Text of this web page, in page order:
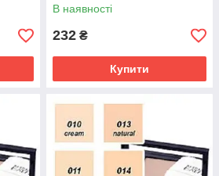
В наявності
232 ₴
Купити